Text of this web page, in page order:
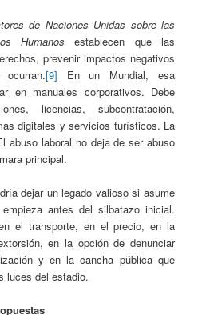
de Naciones Unidas sobre las
Humanos establecen que las
prevenir impactos negativos
[9] En un Mundial, esa
en manuales corporativos. Debe
licencias, subcontratación,
digitales y servicios turísticos. La
abuso laboral no deja de ser abuso
principal.
dejar un legado valioso si asume
antes del silbatazo inicial.
el transporte, en el precio, en la
en la opción de denunciar
y en la cancha pública que
luces del estadio.